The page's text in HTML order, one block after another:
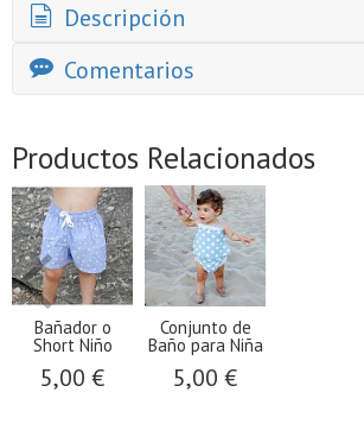
Descripción
Comentarios
Productos Relacionados
Bañador o
Short Niño
5,00 €
Conjunto de
Baño para Niña
5,00 €